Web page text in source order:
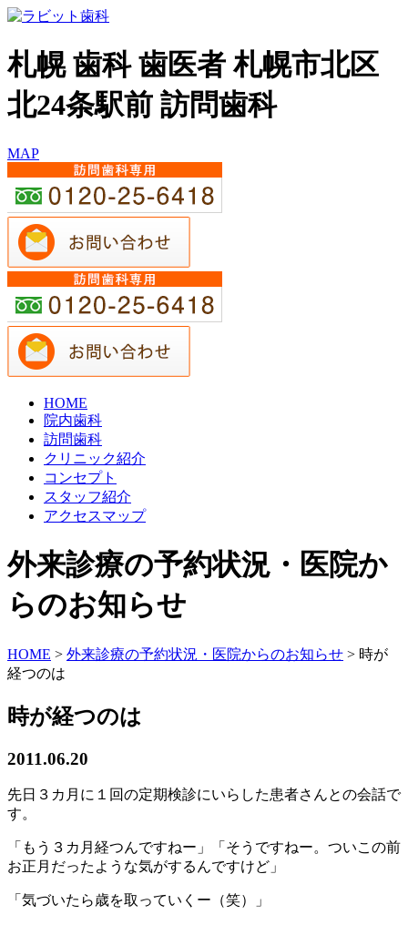
札幌 歯科 歯医者 札幌市北区
北24条駅前 訪問歯科
MAP
HOME
院内歯科
訪問歯科
クリニック紹介
コンセプト
スタッフ紹介
アクセスマップ
外来診療の予約状況・医院か
らのお知らせ
HOME > 外来診療の予約状況・医院からのお知らせ > 時が
経つのは
時が経つのは
2011.06.20
先日３カ月に１回の定期検診にいらした患者さんとの会話で
す。
「もう３カ月経つんですねー」「そうですねー。ついこの前
お正月だったような気がするんですけど」
「気づいたら歳を取っていくー（笑）」